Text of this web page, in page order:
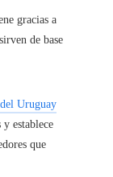
gracias a
de base
Uruguay
establece
que